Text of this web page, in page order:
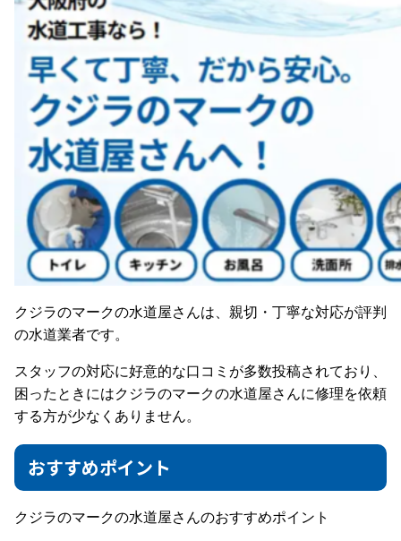
クジラのマークの水道屋さんは、親切・丁寧な対応が評判
の水道業者です。
スタッフの対応に好意的な口コミが多数投稿されており、
困ったときにはクジラのマークの水道屋さんに修理を依頼
する方が少なくありません。
おすすめポイント
クジラのマークの水道屋さんのおすすめポイント